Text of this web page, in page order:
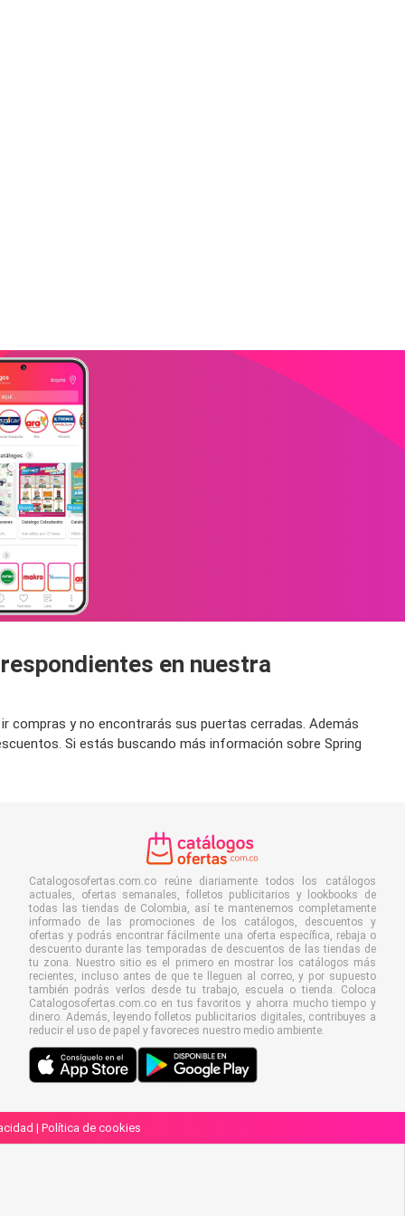
en nuestra
compras y no encontrarás sus puertas cerradas. Además
Si estás buscando más información sobre Spring
Catalogosofertas.com.co reúne diariamente todos los catálogos
actuales, ofertas semanales, folletos publicitarios y lookbooks de
todas las tiendas de Colombia, así te mantenemos completamente
informado de las promociones de los catálogos, descuentos y
ofertas y podrás encontrar fácilmente una oferta específica, rebaja o
descuento durante las temporadas de descuentos de las tiendas de
tu zona. Nuestro sitio es el primero en mostrar los catálogos más
recientes, incluso antes de que te lleguen al correo, y por supuesto
también podrás verlos desde tu trabajo, escuela o tienda. Coloca
Catalogosofertas.com.co en tus favoritos y ahorra mucho tiempo y
dinero. Además, leyendo folletos publicitarios digitales, contribuyes a
reducir el uso de papel y favoreces nuestro medio ambiente.
| Política de cookies